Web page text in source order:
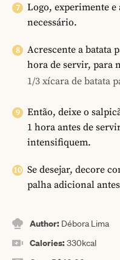
Logo, experimente e
necessário.
Acrescente a batata
hora de servir, para
1/3 xícara de batata
Então, deixe o
1 hora antes de
intensifiquem.
Se desejar, decore
palha adicional
Author: Débora Lima
Calories:330kcal